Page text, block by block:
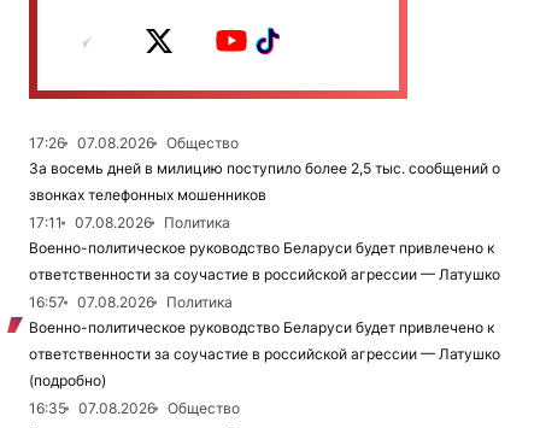
17:26 07.08.2026
Общество
За восемь дней в милицию поступило более 2,5 тыс. сообщений о
звонках телефонных мошенников
17:11
07.08.2026
Политика
Военно-политическое руководство Беларуси будет привлечено к
ответственности за соучастие в российской агрессии — Латушко
16:57
07.08.2026
Политика
Военно-политическое руководство Беларуси будет привлечено к
ответственности за соучастие в российской агрессии — Латушко
(подробно)
16:35
07.08.2026
Общество